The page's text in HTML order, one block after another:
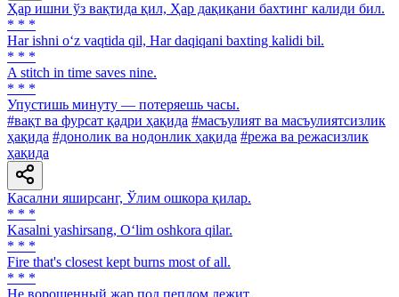
Ҳар ишни ўз вақтида қил, Ҳар дақиқани бахтинг калиди бил.
* * *
Har ishni o‘z vaqtida qil, Har daqiqani baxting kalidi bil.
* * *
A stitch in time saves nine.
* * *
Упустишь минуту — потеряешь часы.
#вақт ва фурсат қадри ҳақида #масъулият ва масъулиятсизлик
ҳақида #донолик ва нодонлик ҳақида #режа ва режасизлик
ҳақида
Касални яширсанг, Ўлим ошкора қилар.
* * *
Kasalni yashirsang, O‘lim oshkora qilar.
* * *
Fire that's closest kept burns most of all.
* * *